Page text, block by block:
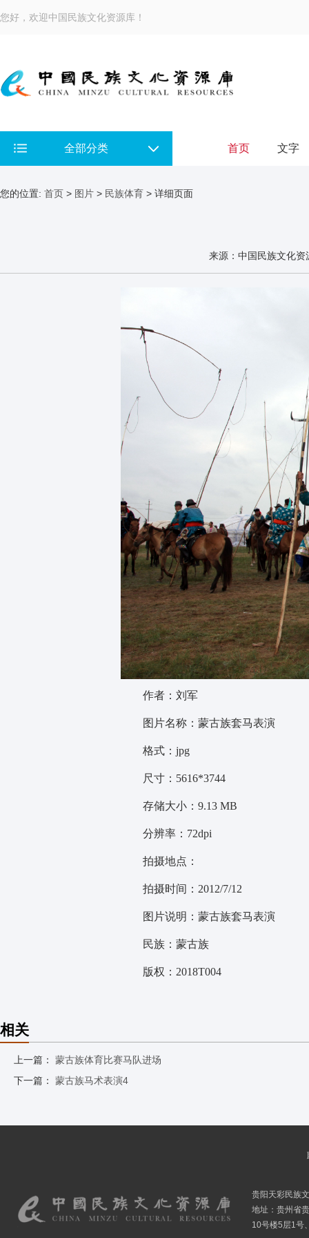
您好，欢迎中国民族文化资源库！
全部分类 首页 文字
您的位置: 首页 > 图片 > 民族体育 > 详细页面
来源：中国民族文化资
作者：刘军
图片名称：蒙古族套马表演
格式：jpg
尺寸：5616*3744
存储大小：9.13 MB
分辨率：72dpi
拍摄地点：
拍摄时间：2012/7/12
图片说明：蒙古族套马表演
民族：蒙古族
版权：2018T004
相关
上一篇： 蒙古族体育比赛马队进场
下一篇： 蒙古族马术表演4
贵阳天彩民族
地址：贵州省
10号楼5层1号